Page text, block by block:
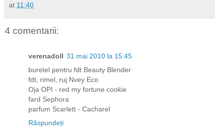
at 11:40
4 comentarii:
verenadoll 31 mai 2010 la 15:45
buretel pentru fdt Beauty Blender
fdt, rimel, ruj Nvey Eco
Oja OPI - red my fortune cookie
fard Sephora
parfum Scarlett - Cacharel
Răspundeți